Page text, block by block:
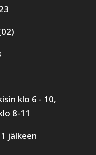
klo 6 - 10,
8-11
jälkeen